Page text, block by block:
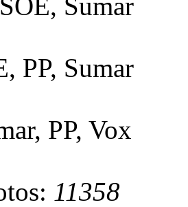
PP, Sumar
PP, Vox
11358